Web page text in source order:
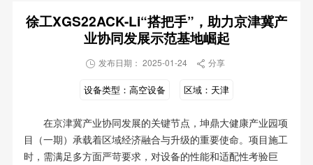
徐工XGS22ACK-Li“搭把手”，助力京津冀产
业协同发展示范基地崛起
 发布日期： 2025-01-24  分享
设备类型： 高空设备 区域： 天津
在京津冀产业协同发展的关键节点，坤鼎大健康产业园项
目（一期）承载着区域经济融合与升级的重要使命。项目施工
时，需满足多方面严苛要求，对设备的性能和适配性考验巨